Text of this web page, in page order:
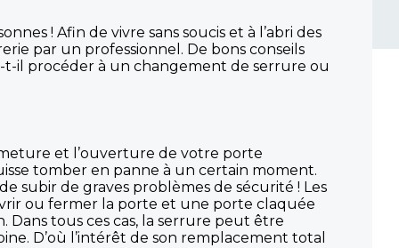
! Afin de vivre sans soucis et à l’abri des
par un professionnel. De bons conseils
il procéder à un changement de serrure ou
et l’ouverture de votre porte
tomber en panne à un certain moment.
subir de graves problèmes de sécurité ! Les
ou fermer la porte et une porte claquée
Dans tous ces cas, la serrure peut être
D’où l’intérêt de son remplacement total